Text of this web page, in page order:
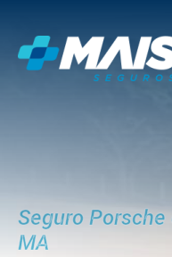
Seguro
MA